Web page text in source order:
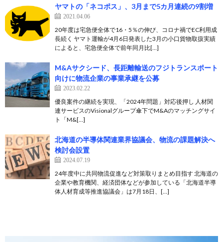
ヤマトの「ネコポス」、3月まで5カ月連続の9割増
2021.04.06
20年度は宅急便全体で16・5％の伸び、コロナ禍でEC利用成
長続く ヤマト運輸が4月6日発表した3月の小口貨物取扱実績
によると、宅急便全体で前年同月比[…]
M&Aサクシード、長距離輸送のフジトランスポート
向けに物流企業の事業承継を公募
2023.02.22
優良案件の継続を実現、「2024年問題」対応後押し 人材関
連サービスのVisionalグループ傘下でM&Aのマッチングサイ
ト「M&[…]
北海道の半導体関連業界協議会、物流の課題解決へ
検討会設置
2024.07.19
24年度中に共同物流促進など対策取りまとめ目指す 北海道の
企業や教育機関、経済団体などが参加している「北海道半導
体人材育成等推進協議会」は7月18日、[…]